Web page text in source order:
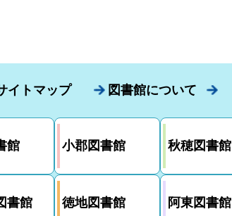
イトマップ 図書館について
館 小郡図書館 秋穂図書館
書館 徳地図書館 阿東図書館